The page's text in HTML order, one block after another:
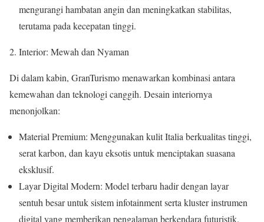
mengurangi hambatan angin dan meningkatkan stabilitas,
terutama pada kecepatan tinggi.
Interior: Mewah dan Nyaman
Di dalam kabin, GranTurismo menawarkan kombinasi antara
kemewahan dan teknologi canggih. Desain interiornya
menonjolkan:
Material Premium: Menggunakan kulit Italia berkualitas tinggi,
serat karbon, dan kayu eksotis untuk menciptakan suasana
eksklusif.
Layar Digital Modern: Model terbaru hadir dengan layar
sentuh besar untuk sistem infotainment serta kluster instrumen
digital yang memberikan pengalaman berkendara futuristik.